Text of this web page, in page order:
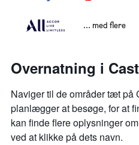
... med flere
Overnatning i
Naviger til de områder tæt på
planlægger at besøge, for at
kan finde flere oplysninger
ved at klikke på dets navn.